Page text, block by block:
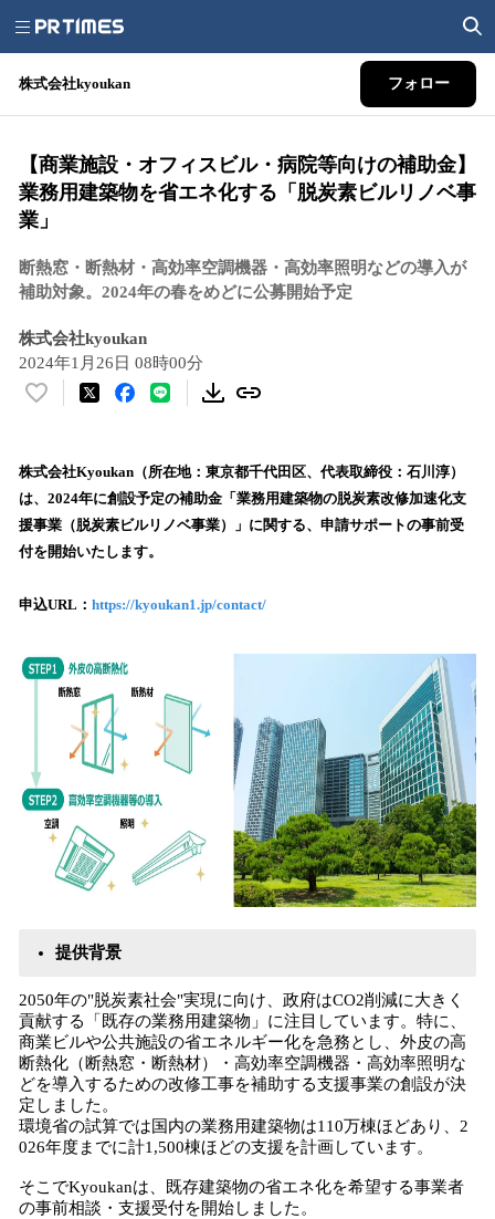
株式会社kyoukan フォロー
【商業施設・オフィスビル・病院等向けの補助金】
業務用建築物を省エネ化する「脱炭素ビルリノベ事
業」
断熱窓・断熱材・高効率空調機器・高効率照明などの導入が
補助対象。2024年の春をめどに公募開始予定
株式会社kyoukan
2024年1月26日 08時00分
い
！
数
を
読
み
で
す
株式会社Kyoukan（所在地：東京都千代田区、代表取締役：石川淳）
は、2024年に創設予定の補助金「業務用建築物の脱炭素改修加速化支
援事業（脱炭素ビルリノベ事業）」に関する、申請サポートの事前受
付を開始いたします。
申込URL： https://kyoukan1.jp/contact/
提供背景
2050年の"脱炭素社会"実現に向け、政府はCO2削減に大きく
貢献する「既存の業務用建築物」に注目しています。特に、
商業ビルや公共施設の省エネルギー化を急務とし、外皮の高
断熱化（断熱窓・断熱材）・高効率空調機器・高効率照明な
どを導入するための改修工事を補助する支援事業の創設が決
定しました。
環境省の試算では国内の業務用建築物は110万棟ほどあり、2
026年度までに計1,500棟ほどの支援を計画しています。
そこでKyoukanは、既存建築物の省エネ化を希望する事業者
の事前相談・支援受付を開始しました。